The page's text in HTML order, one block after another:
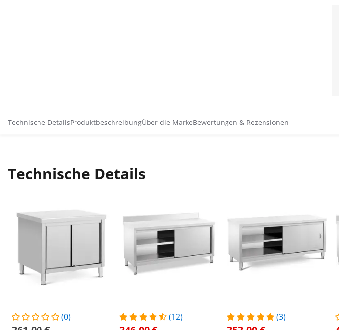
Technische DetailsProduktbeschreibungÜber die MarkeBewertungen & Rezensionen
Technische Details
(0) (12) (3)